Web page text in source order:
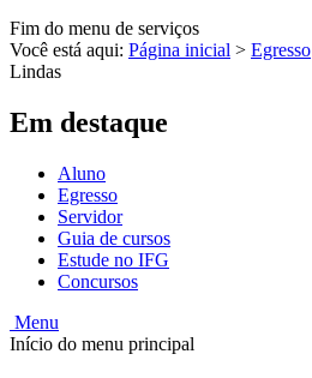
Fim do menu de serviços
Você está aqui: Página inicial > Egresso
Lindas
Em destaque
Aluno
Egresso
Servidor
Guia de cursos
Estude no IFG
Concursos
Menu
Início do menu principal